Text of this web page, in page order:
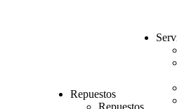
Repuestos
Repuestos